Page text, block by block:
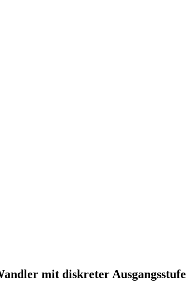
mit diskreter Ausgangsstufe